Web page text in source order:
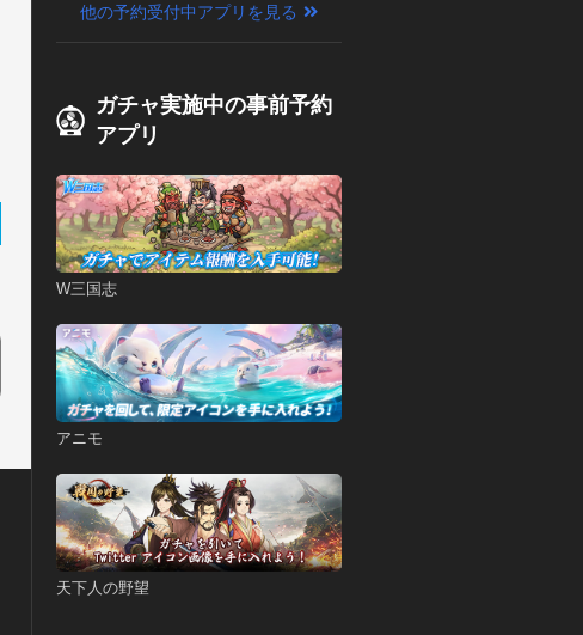
他の予約受付中アプリを見る
ガチャ実施中の事前予約
アプリ
W三国志
アニモ
天下人の野望